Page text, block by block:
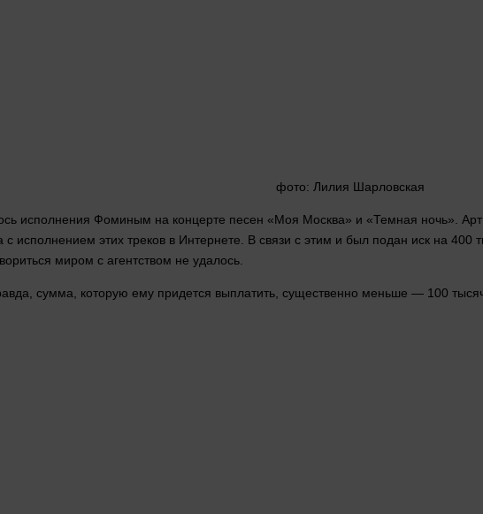
фото: Лилия Шарловская
исполнения Фоминым на концерте песен «Моя Москва» и «Темная ночь».
исполнением этих треков в Интернете . В связи с этим и был подан иск на 400
миром с агентством не удалось.
, сумма, которую ему придется выплатить, существенно меньше — 100